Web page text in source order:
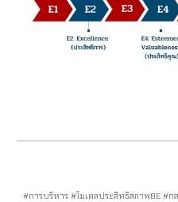
#การบริหาร #โมเดลประสิทธิสภาพ8E #